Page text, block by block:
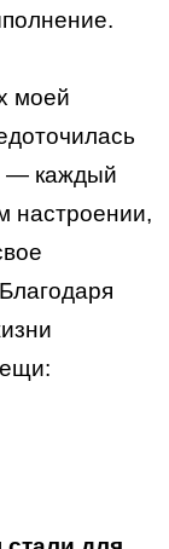
моей
— каждый
настроении,